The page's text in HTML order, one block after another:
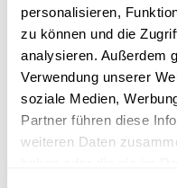
personalisieren,
zu können und die
analysieren. Außerdem
Verwendung unserer
soziale Medien,
Partner führen diese
weiteren Daten
KONTAKTDATEN